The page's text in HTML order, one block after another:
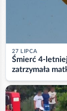
27 LIPCA
Śmierć 4-
zatrzymała